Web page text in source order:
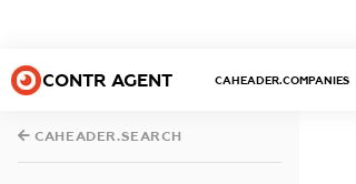
CONTR AGENT CAHEADER.COMPANIES
CAHEADER.SEARCH